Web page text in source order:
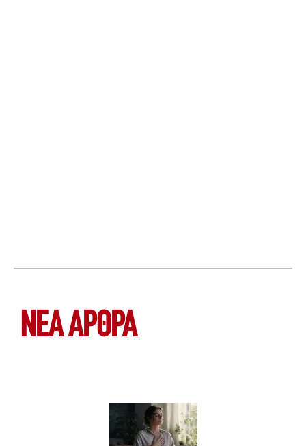
ΝΕΑ ΆΡΘΡΑ